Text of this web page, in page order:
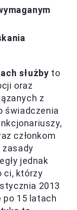
służby to
oraz
z
świadczenia
członkom
zasady
jednak
ci, którzy
2013
po 15 latach